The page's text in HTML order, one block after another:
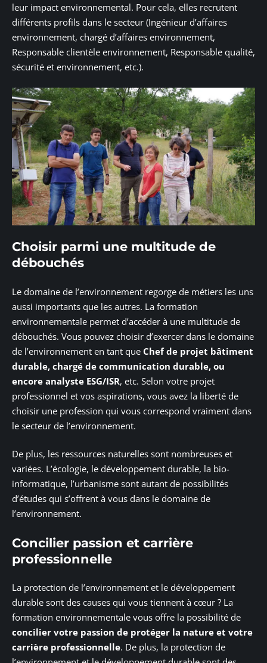
leur impact environnemental. Pour cela, elles recrutent
différents profils dans le secteur (Ingénieur d’affaires
environnement, chargé d’affaires environnement,
Responsable clientèle environnement, Responsable qualité,
sécurité et environnement, etc.).
Choisir parmi une multitude de
débouchés
Le domaine de l’environnement regorge de métiers les uns
aussi importants que les autres. La formation
environnementale permet d’accéder à une multitude de
débouchés. Vous pouvez choisir d’exercer dans le domaine
de l’environnement en tant que Chef de projet bâtiment
durable, chargé de communication durable, ou
encore analyste ESG/ISR, etc. Selon votre projet
professionnel et vos aspirations, vous avez la liberté de
choisir une profession qui vous correspond vraiment dans
le secteur de l’environnement.
De plus, les ressources naturelles sont nombreuses et
variées. L’écologie, le développement durable, la bio-
informatique, l’urbanisme sont autant de possibilités
d’études qui s’offrent à vous dans le domaine de
l’environnement.
Concilier passion et carrière
professionnelle
La protection de l’environnement et le développement
durable sont des causes qui vous tiennent à cœur ? La
formation environnementale vous offre la possibilité de
concilier votre passion de protéger la nature et votre
carrière professionnelle. De plus, la protection de